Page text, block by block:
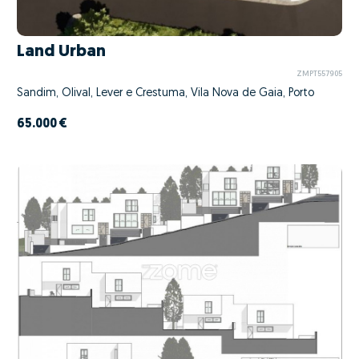
Land Urban
ZMPT557905
Sandim, Olival, Lever e Crestuma, Vila Nova de Gaia, Porto
65.000 €